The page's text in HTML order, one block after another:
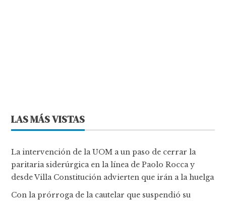
LAS MÁS VISTAS
La intervención de la UOM a un paso de cerrar la
paritaria siderúrgica en la línea de Paolo Rocca y
desde Villa Constitución advierten que irán a la huelga
Con la prórroga de la cautelar que suspendió su